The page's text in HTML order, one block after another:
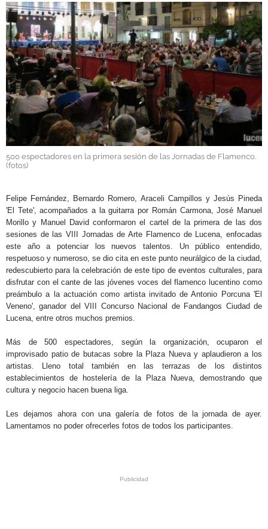
OBRAS
NECROLÓGICAS
GALERÍAS
500 espectadores en la primera sesión de las Jornadas de Flamenco.
(fotos)
Felipe Fernández, Bernardo Romero, Araceli Campillos y Jesús Pineda
'El Tete', acompañados a la guitarra por Román Carmona, José Manuel
Morillo y Manuel David conformaron el cartel de la primera de las dos
sesiones de las VIII Jornadas de Arte Flamenco de Lucena, enfocadas
este año a potenciar los nuevos talentos. Un público entendido,
respetuoso y numeroso, se dio cita en este punto neurálgico de la ciudad,
redescubierto para la celebración de este tipo de eventos culturales, para
disfrutar con el cante de las jóvenes voces del flamenco lucentino como
preámbulo a la actuación como artista invitado de Antonio Porcuna 'El
Veneno', ganador del VIII Concurso Nacional de Fandangos Ciudad de
Lucena, entre otros muchos premios.
Más de 500 espectadores, según la organización, ocuparon el
improvisado patio de butacas sobre la Plaza Nueva y aplaudieron a los
artistas. Lleno total también en las terrazas de los distintos
establecimientos de hostelería de la Plaza Nueva, demostrando que
cultura y negocio hacen buena liga.
Les dejamos ahora con una galería de fotos de la jornada de ayer.
Lamentamos no poder ofrecerles fotos de todos los participantes.